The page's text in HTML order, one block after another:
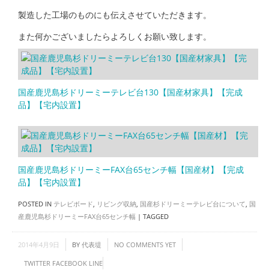
製造した工場のものにも伝えさせていただきます。
また何かございましたらよろしくお願い致します。
国産鹿児島杉ドリーミーテレビ台130【国産材家具】【完成
品】【宅内設置】
国産鹿児島杉ドリーミーFAX台65センチ幅【国産材】【完成
品】【宅内設置】
POSTED IN テレビボード, リビング収納, 国産杉ドリーミーテレビ台について, 国
産鹿児島杉ドリーミーFAX台65センチ幅 | TAGGED
2014年4月9日 BY 代表堤 NO COMMENTS YET
TWITTER FACEBOOK LINE